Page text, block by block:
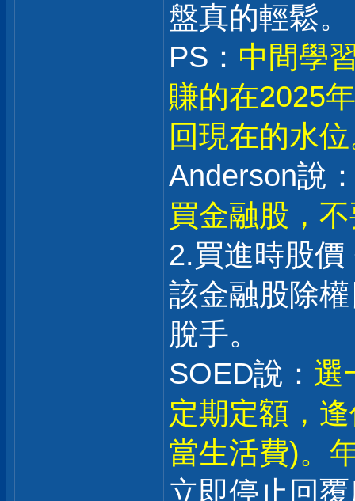
盤真的輕鬆。
PS： 中間學
賺的在2025
回現在的水
Anderson說
買金融股，
2.買進時股
該金融股除
脫手。
SOED說： 選
定期定額，
當生活費)。
立即停止回